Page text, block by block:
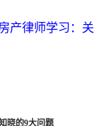
产律师学习：关
晓的9大问题